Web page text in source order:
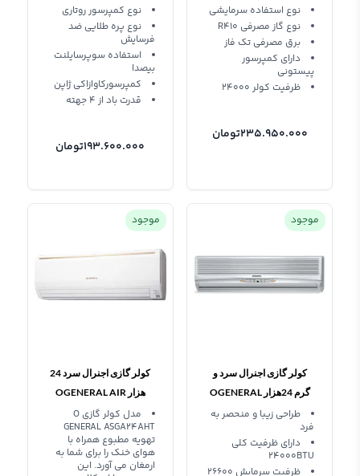
AOG24RZEL-
AOGR24RAT
نوع استفاده سرمایشی
نوع گاز مصرفی R410
برق مصرفي تک فاز
دارای كمپرسور
پيستوني
ظرفیت کولر 24000
235.950.000تومان
AOG18RZEL-
AOGR18RAT
نوع کمپرسور روتاری
نوع پره طلایی ضد
فرسایش
استفاده سوپرسایلنت
بیصدا
کمپرسورکاوازاکی ژاپن
قدرت باد از 4 جهته
193.600.000تومان
موجود
کولر گازی اجنرال سرد و
گرم 24هزار OGENERAL
AIR CONDITIONER
24000 BTU ASG24RBAJ
طراحی زیبا و منحصر به
فرد
دارای ظرفیت کلی
24000BTU
ظرفیت سرمایش 26600
موجود
کولر گازی اجنرال سرد 24
هزار OGENERAL AIR
CONDITIONER
ASGA24AHT
مدل کولر گازی O
GENERAL ASGA24AHT
تهویه مطبوع همراه با
هوای خنک را برای شما به
ارمغان می آورد. این